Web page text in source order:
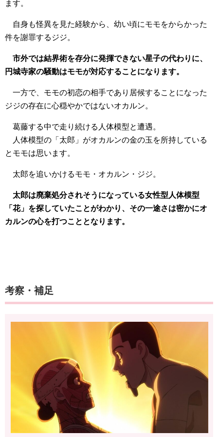
ます。
自身も怪異を見た経験から、幼い頃にモモをからかった
件を謝罪するジジ。
市外では結界術を存分に発揮できない星子の代わりに、
円城寺家の騒動はモモが対応することになります。
一方で、モモの初恋の相手であり居候することになった
ジジの存在に心穏やかではないオカルン。
葛藤する中で走り続ける人体模型と遭遇。
人体模型の「太郎」がオカルンの金の玉を所持している
とモモは思います。
太郎を追いかけるモモ・オカルン・ジジ。
太郎は廃棄処分されそうになっている女性型人体模型
「花」を探していたことがわかり、その一途さは密かにオ
カルンの心を打つこととなります。
考察・補足